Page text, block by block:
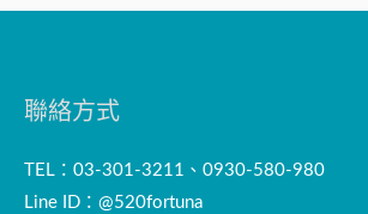
聯絡方式
TEL：03-301-3211、0930-580-980
Line ID：@520fortuna